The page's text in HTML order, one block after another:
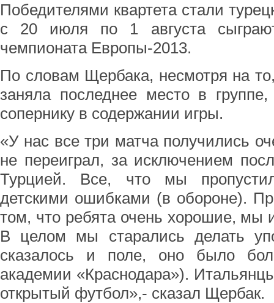
Победителями квартета стали
с 20 июля по 1 августа
чемпионата Европы-2013.
По словам Щербака, несмотря на
заняла последнее место в
сопернику в содержании игры.
«У нас все три матча получились
не переиграл, за исключением
Турцией. Все, что мы
детскими ошибками (в обороне).
том, что ребята очень хорошие, мы
В целом мы старались делать
сказалось и поле, оно было
академии «Краснодара»).
открытый футбол»,- сказал Щербак.